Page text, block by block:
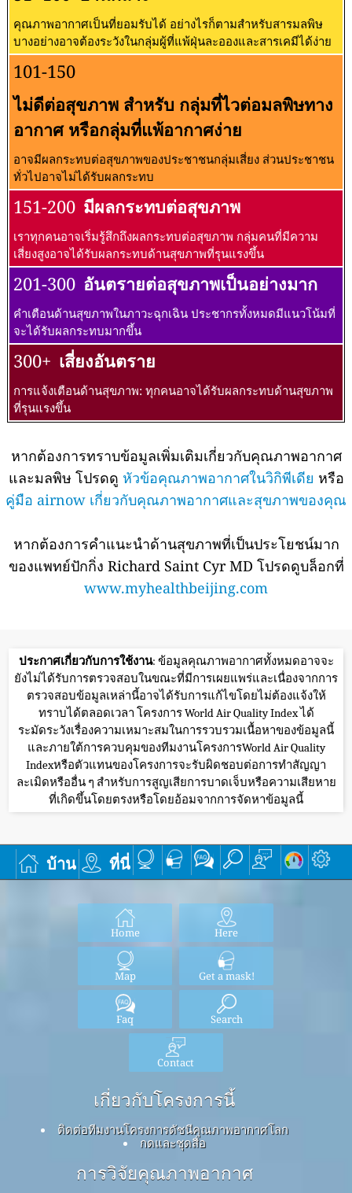
คุณภาพอากาศเป็นที่ยอมรับได้ อย่างไรก็ตามสำหรับสารมลพิษ
บางอย่างอาจต้องระวังในกลุ่มผู้ที่แพ้ฝุ่นละอองและสารเคมีได้ง่าย
101-150
ไม่ดีต่อสุขภาพ สำหรับ กลุ่มที่ไวต่อมลพิษทาง
อากาศ หรือกลุ่มที่แพ้อากาศง่าย
อาจมีผลกระทบต่อสุขภาพของประชาชนกลุ่มเสี่ยง ส่วนประชาชน
ทั่วไปอาจไม่ได้รับผลกระทบ
151-200 มีผลกระทบต่อสุขภาพ
เราทุกคนอาจเริ่มรู้สึกถึงผลกระทบต่อสุขภาพ กลุ่มคนที่มีความ
เสี่ยงสูงอาจได้รับผลกระทบด้านสุขภาพที่รุนแรงขึ้น
201-300 อันตรายต่อสุขภาพเป็นอย่างมาก
คำเตือนด้านสุขภาพในภาวะฉุกเฉิน ประชากรทั้งหมดมีแนวโน้มที่
จะได้รับผลกระทบมากขึ้น
300+ เสี่ยงอันตราย
การแจ้งเตือนด้านสุขภาพ: ทุกคนอาจได้รับผลกระทบด้านสุขภาพ
ที่รุนแรงขึ้น
หากต้องการทราบข้อมูลเพิ่มเติมเกี่ยวกับคุณภาพอากาศ
และมลพิษ โปรดดู หัวข้อคุณภาพอากาศในวิกิพีเดีย หรือ
คู่มือ airnow เกี่ยวกับคุณภาพอากาศและสุขภาพของคุณ
หากต้องการคำแนะนำด้านสุขภาพที่เป็นประโยชน์มาก
ของแพทย์ปักกิ่ง Richard Saint Cyr MD โปรดดูบล็อกที่
www.myhealthbeijing.com
ประกาศเกี่ยวกับการใช้งาน: ข้อมูลคุณภาพอากาศทั้งหมดอาจจะ
ยังไม่ได้รับการตรวจสอบในขณะที่มีการเผยแพร่และเนื่องจากการ
ตรวจสอบข้อมูลเหล่านี้อาจได้รับการแก้ไขโดยไม่ต้องแจ้งให้
ทราบได้ตลอดเวลา โครงการ World Air Quality Index ได้
ระมัดระวังเรื่องความเหมาะสมในการรวบรวมเนื้อหาของข้อมูลนี้
และภายใต้การควบคุมของทีมงานโครงการWorld Air Quality
Indexหรือตัวแทนของโครงการจะรับผิดชอบต่อการทำสัญญา
ละเมิดหรืออื่น ๆ สำหรับการสูญเสียการบาดเจ็บหรือความเสียหาย
ที่เกิดขึ้นโดยตรงหรือโดยอ้อมจากการจัดหาข้อมูลนี้
บ้าน ที่นี่
Home Here
Map Get a mask!
Faq Search
Contact
เกี่ยวกับโครงการนี้
ติดต่อทีมงานโครงการดัชนีคุณภาพอากาศโลก
กดและชุดสื่อ
การวิจัยคุณภาพอากาศ